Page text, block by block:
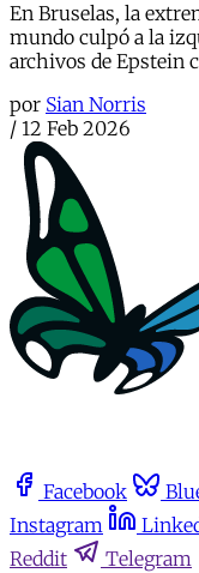
En Bruselas, la
mundo culpó a la
archivos de Epstein
por Sian Norris
/ 12 Feb 2026
Facebook
Instagram
Reddit
Telegram